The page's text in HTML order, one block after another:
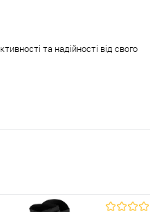
та надійності від свого